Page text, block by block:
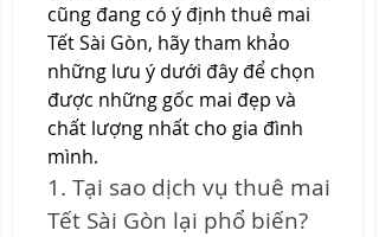
cũng đang có ý định thuê mai
Tết Sài Gòn, hãy tham khảo
những lưu ý dưới đây để chọn
được những gốc mai đẹp và
chất lượng nhất cho gia đình
mình.
1. Tại sao dịch vụ thuê mai
Tết Sài Gòn lại phổ biến?